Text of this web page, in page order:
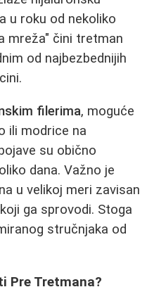
u roku od nekoliko
mreža" čini tretman
od najbezbednijih
filerima, moguće
ili modrice na
su obično
dana. Važno je
u velikoj meri zavisan
ga sprovodi. Stoga
stručnjaka od
Pre Tretmana?